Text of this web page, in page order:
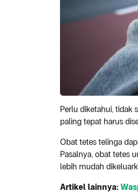
Perlu diketahui, tidak
paling tepat harus
Obat tetes telinga
Pasalnya, obat tetes
lebih mudah
Artikel lainnya: